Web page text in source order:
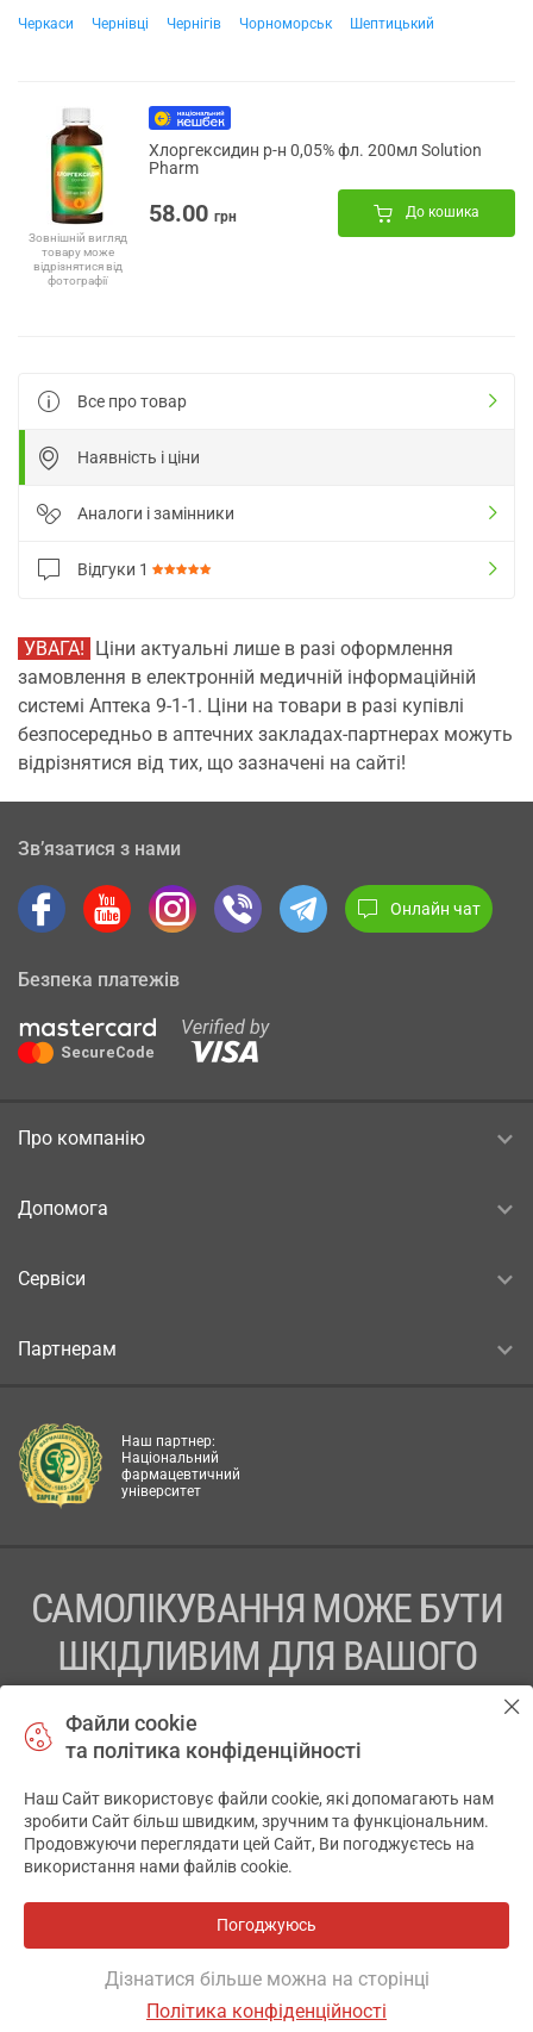
Черкаси
Чернівці Чернігів Чорноморськ Шептицький
Зовнішній вигляд
товару може
відрізнятися від
фотографії
Хлоргексидин р-н 0,05% фл. 200мл Solution
Pharm
58.00 грн До кошика
Все про товар
Наявність і ціни
Аналоги і замінники
Відгуки 1
УВАГА! Ціни актуальні лише в разі оформлення
замовлення в електронній медичній інформаційній
системі Аптека 9-1-1. Ціни на товари в разі купівлі
безпосередньо в аптечних закладах-партнерах можуть
відрізнятися від тих, що зазначені на сайті!
Зв’язатися з нами
Онлайн чат
Безпека платежів
Про компанію
Допомога
Сервіси
Партнерам
Наш партнер:
Національний
фармацевтичний
університет
САМОЛІКУВАННЯ МОЖЕ БУТИ
ШКІДЛИВИМ ДЛЯ ВАШОГО
ПЕРЕД ЗАСТОСУВАННЯМ ПРЕПАРАТУ ПРОКОНСУЛЬТУЙТЕСЬ
ТОВ «АПТЕКА 911.ЮА» Код ЄДРПОУ 43631965.
Відмова від відповідальності
© 2014-2026. Медична інформаційна система АПТЕКА911.ЮА
Файли cookie
та політика конфіденційності
Наш Сайт використовує файли cookie, які допомагають нам
зробити Сайт більш швидким, зручним та функціональним.
Продовжуючи переглядати цей Сайт, Ви погоджуєтесь на
використання нами файлів cookie.
Погоджуюсь
Дізнатися більше можна на сторінці
Політика конфіденційності
✕